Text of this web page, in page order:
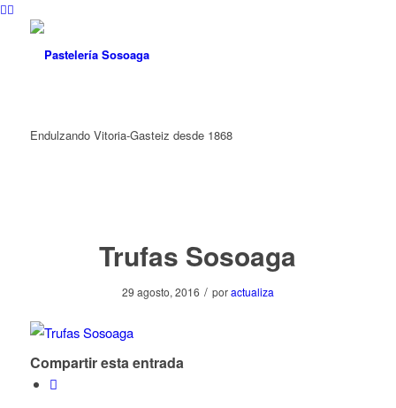
Endulzando Vitoria-Gasteiz desde 1868
Trufas Sosoaga
29 agosto, 2016 / poractualiza
Compartir esta entrada